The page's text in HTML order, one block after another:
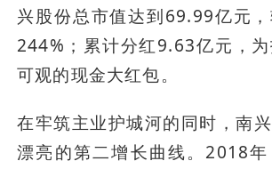
兴股份总市值达到69.99亿元
244%；累计分红9.63亿元，
可观的现金大红包。
在牢筑主业护城河的同时，南
漂亮的第二增长曲线。2018